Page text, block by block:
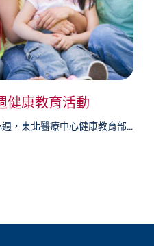
健康教育活動
，東北醫療中心健康教育部...